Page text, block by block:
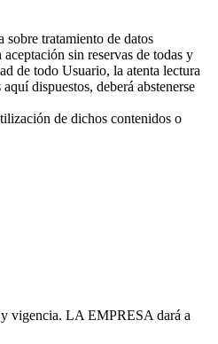
tratamiento de datos
sin reservas de todas y
de todo Usuario, la atenta lectura
dispuestos, deberá abstenerse
de dichos contenidos o
y vigencia. LA EMPRESA dará a